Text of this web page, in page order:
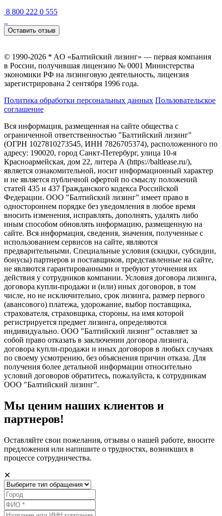
8 800 222 0 555
Оставить отзыв
© 1990-2026 * AO «Балтийский лизинг» — первая компания
в России, получившая лицензию № 0001 Министерства
экономики РФ на лизинговую деятельность, лицензия
зарегистрирована 2 сентября 1996 года.
Политика обработки персональных данных Пользовательское
соглашение
Вся информация, размещенная на сайте общества с
ограниченной ответственностью "Балтийский лизинг"
(ОГРН 1027810273545, ИНН 7826705374), расположенного по
адресу: 190020, город Санкт-Петербург, улица 10-я
Красноармейская, дом 22, литера А (https://baltlease.ru/),
является ознакомительной, носит информационный характер
и не является публичной офертой по смыслу положений
статей 435 и 437 Гражданского кодекса Российской
Федерации. ООО "Балтийский лизинг" имеет право в
одностороннем порядке без уведомления в любое время
вносить изменения, исправлять, дополнять, удалять либо
иным способом обновлять информацию, размещенную на
сайте. Вся информация, сведения, значения, полученные с
использованием сервисов на сайте, являются
предварительными. Специальные условия (скидки, субсидии,
бонусы) партнеров и поставщиков, представленные на сайте,
не являются гарантированными и требуют уточнения их
действия у сотрудников компании. Условия договора лизинга,
договора купли-продажи и (или) иных договоров, в том
числе, но не исключительно, срок лизинга, размер первого
(авансового) платежа, удорожание, выбор поставщика,
страхователя, страховщика, стороны, на имя которой
регистрируется предмет лизинга, определяются
индивидуально. ООО "Балтийский лизинг" оставляет за
собой право отказать в заключении договора лизинга,
договора купли-продажи и иных договоров в любых случаях
по своему усмотрению, без объяснения причин отказа. Для
получения более детальной информации относительно
условий договоров обратитесь, пожалуйста, к сотрудникам
ООО "Балтийский лизинг".
Мы ценим наших клиентов и
партнеров!
Оставляйте свои пожелания, отзывы о нашей работе, вносите
предложения или напишите о трудностях, возникших в
процессе сотрудничества.
✕